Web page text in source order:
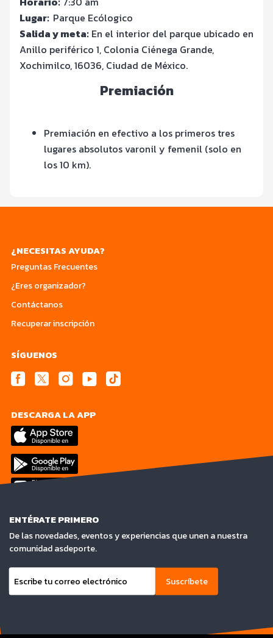
Lugar: Parque Ecólogico
Salida y meta: En el interior del parque ubicado en
Anillo periférico 1, Colonia Ciénega Grande,
Xochimilco, 16036, Ciudad de México.
Premiación
Premiación en efectivo a los primeros tres
lugares absolutos varonil y femenil (solo en
los 10 km).
¿NECESITAS AYUDA?
Preguntas Frecuentes
¿Eres organizador?
Contáctanos
Recuperar inscripción
SÍGUENOS
DESCARGA LA APP
ENTÉRATE PRIMERO
De las novedades, eventos y experiencias que unen a nuestra
comunidad asdeporte.
Suscríbete